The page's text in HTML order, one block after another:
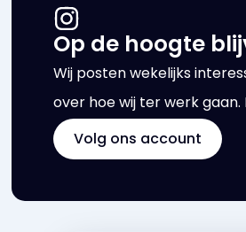
Op de hoogte
Wij posten wekelijks
over hoe wij ter werk gaan.
Volg ons account